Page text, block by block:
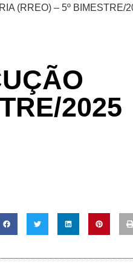
(RREO) – 5º BIMESTRE/
2025